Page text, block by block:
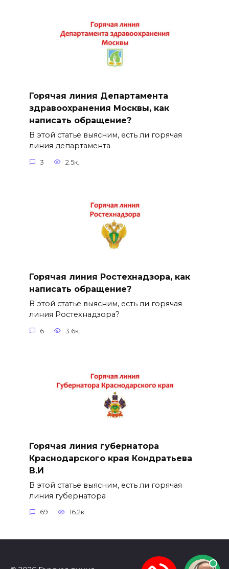
Горячая линия Департамента
здравоохранения Москвы, как
написать обращение?
В этой статье выясним, есть ли горячая
линия департамента
3 2.5к.
Горячая линия Ростехнадзора, как
написать обращение?
В этой статье выясним, есть ли горячая
линия Ростехнадзора?
6 3.6к.
Горячая линия губернатора
Краснодарского края Кондратьева
В.И
В этой статье выясним, есть ли горячая
линия губернатора
69 16.2к.